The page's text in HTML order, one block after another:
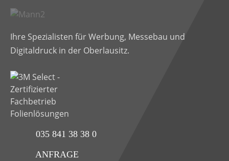
Ihre Spezialisten für Werbung, Messebau und
Digitaldruck in der Oberlausitz.
035 841 38 38 0
ANFRAGE